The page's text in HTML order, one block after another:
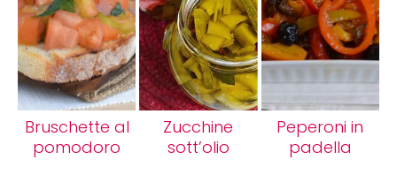
Bruschette al
pomodoro
Zucchine
sott’olio
Peperoni in
padella